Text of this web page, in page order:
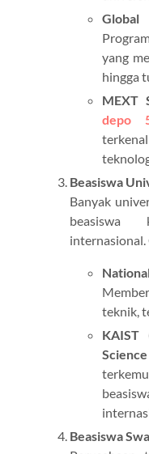
yang
hingga
MEXT
depo
Beasiswa
Banyak
beasiswa
teknik,
KAIST
Beasiswa